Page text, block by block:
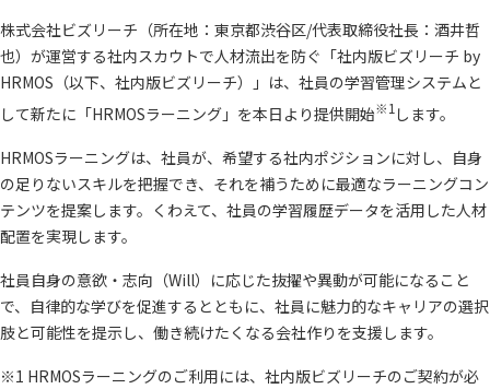
株式会社ビズリーチ（所在地：東京都渋谷区/代表取締役社長：酒井哲
也）が運営する社内スカウトで人材流出を防ぐ「社内版ビズリーチ by
HRMOS（以下、社内版ビズリーチ）」は、社員の学習管理システムと
して新たに「HRMOSラーニング」を本日より提供開始※1 します。
HRMOSラーニングは、社員が、希望する社内ポジションに対し、自身
の足りないスキルを把握でき、それを補うために最適なラーニングコン
テンツを提案します。くわえて、社員の学習履歴データを活用した人材
配置を実現します。
社員自身の意欲・志向（Will）に応じた抜擢や異動が可能になること
で、自律的な学びを促進するとともに、社員に魅力的なキャリアの選択
肢と可能性を提示し、働き続けたくなる会社作りを支援します。
※1 HRMOSラーニングのご利用には、社内版ビズリーチのご契約が必